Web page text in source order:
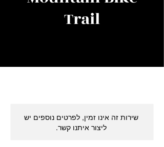
Trail
שירות זה אינו זמין, לפרטים נוספים יש
ליצור איתנו קשר.